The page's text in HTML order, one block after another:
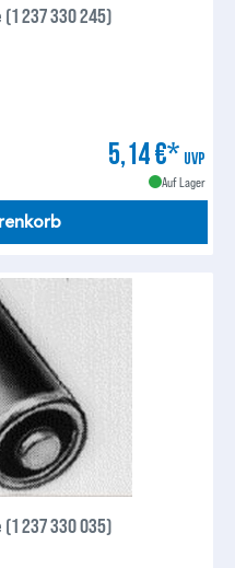
(1 237 330 245)
5,14 €* UVP
Auf Lager
(1 237 330 035)